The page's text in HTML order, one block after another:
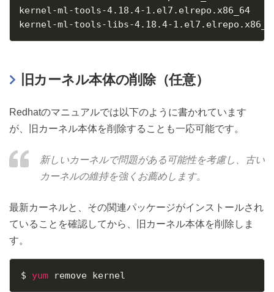
kernel-ml-tools-4.18.4-1.el7.elrepo.x86_64
旧カーネル本体の削除（任意）
Redhatのマニュアルでは以下のように書かれています
が、旧カーネル本体を削除することも一応可能です。
新しいカーネルで問題がある可能性を考慮し、古い
カーネルの維持を強くお薦めします。
最新カーネルと、その関連パッケージがインストールされ
ていることを確認してから、旧カーネル本体を削除しま
す。
$ yum